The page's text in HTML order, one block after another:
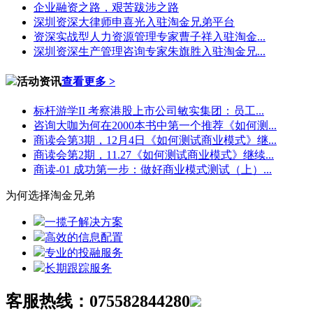
企业融资之路，艰苦跋涉之路
深圳资深大律师申喜光入驻淘金兄弟平台
资深实战型人力资源管理专家曹子祥入驻淘金...
深圳资深生产管理咨询专家朱旗胜入驻淘金兄...
活动资讯查看更多 >
标杆游学II 考察港股上市公司敏实集团：员工...
咨询大咖为何在2000本书中第一个推荐《如何测...
商读会第3期，12月4日《如何测试商业模式》继...
商读会第2期，11.27《如何测试商业模式》继续...
商读-01 成功第一步：做好商业模式测试（上）...
为何选择淘金兄弟
一揽子解决方案
高效的信息配置
专业的投融服务
长期跟踪服务
客服热线： 075582844280